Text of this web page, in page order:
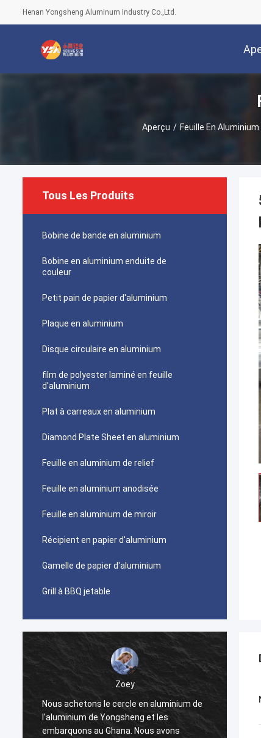
Henan Yongsheng Aluminum Industry Co.,Ltd.
Aperçu / Feuille En
Tous Les Produits
Bobine de bande en aluminium
Bobine en aluminium enduite de
couleur
Petit pain de papier d'aluminium
Plaque en aluminium
Disque circulaire en aluminium
film de polyester laminé en feuille
d'aluminium
Plat à carreaux en aluminium
Diamond Plate Sheet en aluminium
Feuille en aluminium de relief
Feuille en aluminium anodisée
Feuille en aluminium de miroir
Récipient en papier d'aluminium
Gamelle de papier d'aluminium
Grill à BBQ jetable
Zoey
Nous achetons le cercle en aluminium de
l'aluminium de Yongsheng et les
embarquons au Ghana. Nous avons